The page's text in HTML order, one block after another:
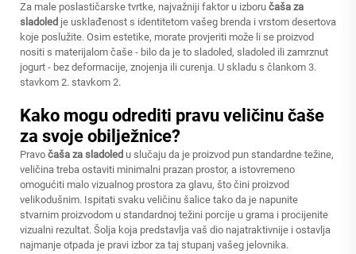
Za male poslastičarske tvrtke, najvažniji faktor u izboru čaša za
sladoled je usklađenost s identitetom vašeg brenda i vrstom desertova
koje poslužite. Osim estetike, morate provjeriti može li se proizvod
nositi s materijalom čaše - bilo da je to sladoled, sladoled ili zamrznut
jogurt - bez deformacije, znojenja ili curenja. U skladu s člankom 3.
stavkom 2. stavkom 2.
Kako mogu odrediti pravu veličinu čaše
za svoje obilježnice?
Pravo čaša za sladoled u slučaju da je proizvod pun standardne težine,
veličina treba ostaviti minimalni prazan prostor, a istovremeno
omogućiti malo vizualnog prostora za glavu, što čini proizvod
velikodušnim. Ispitati svaku veličinu šalice tako da je napunite
stvarnim proizvodom u standardnoj težini porcije u grama i procijenite
vizualni rezultat. Šolja koja predstavlja vaš dio najatraktivnije i ostavlja
najmanje otpada je pravi izbor za taj stupanj vašeg jelovnika.